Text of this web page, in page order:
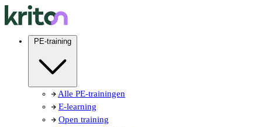
PE-training
Alle PE-trainingen
E-learning
Open training